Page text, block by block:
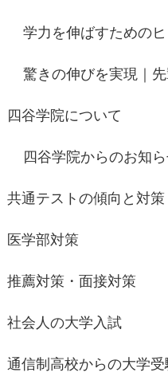
学力を伸ばすためのヒ
驚きの伸びを実現｜
四谷学院について
四谷学院からのお知
共通テストの傾向と対策
医学部対策
推薦対策・面接対策
社会人の大学入試
通信制高校からの大学受